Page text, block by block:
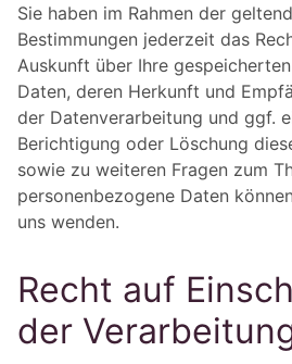
Sie haben im Rahmen der
Bestimmungen jederzeit das
Auskunft über Ihre
Daten, deren Herkunft und
der Datenverarbeitung und ggf.
Berichtigung oder Löschung
sowie zu weiteren Fragen zum
personenbezogene Daten
uns wenden.
Recht auf
der